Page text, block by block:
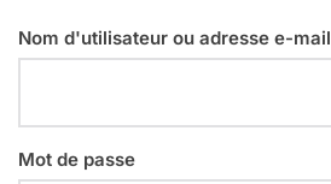
Nom d'utilisateur ou adresse e-mail
Mot de passe